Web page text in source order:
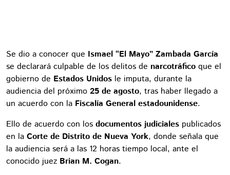
Se dio a conocer que Ismael “El Mayo” Zambada García
se declarará culpable de los delitos de narcotráfico que el
gobierno de Estados Unidos le imputa, durante la
audiencia del próximo 25 de agosto, tras haber llegado a
un acuerdo con la Fiscalía General estadounidense.
Ello de acuerdo con los documentos judiciales publicados
en la Corte de Distrito de Nueva York, donde señala que
la audiencia será a las 12 horas tiempo local, ante el
conocido juez Brian M. Cogan.